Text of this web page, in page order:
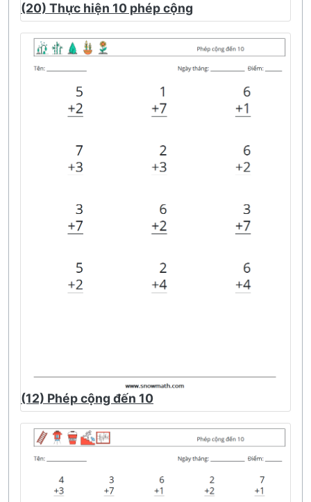
(20) Thực hiện 10 phép cộng
(12) Phép cộng đến 10